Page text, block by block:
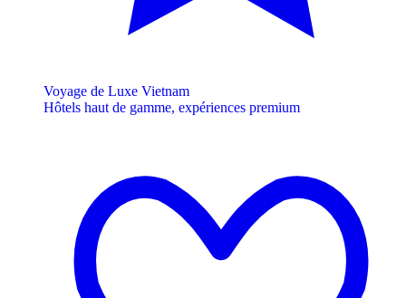
Voyage de Luxe Vietnam
Hôtels haut de gamme, expériences premium